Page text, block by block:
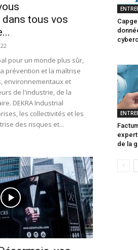
tous vos
pour un monde plus sûr,
prévention et la maîtrise
environnementaux et
de l'industrie, de la
DEKRA Industrial
les collectivités et les
des risques et...
de la